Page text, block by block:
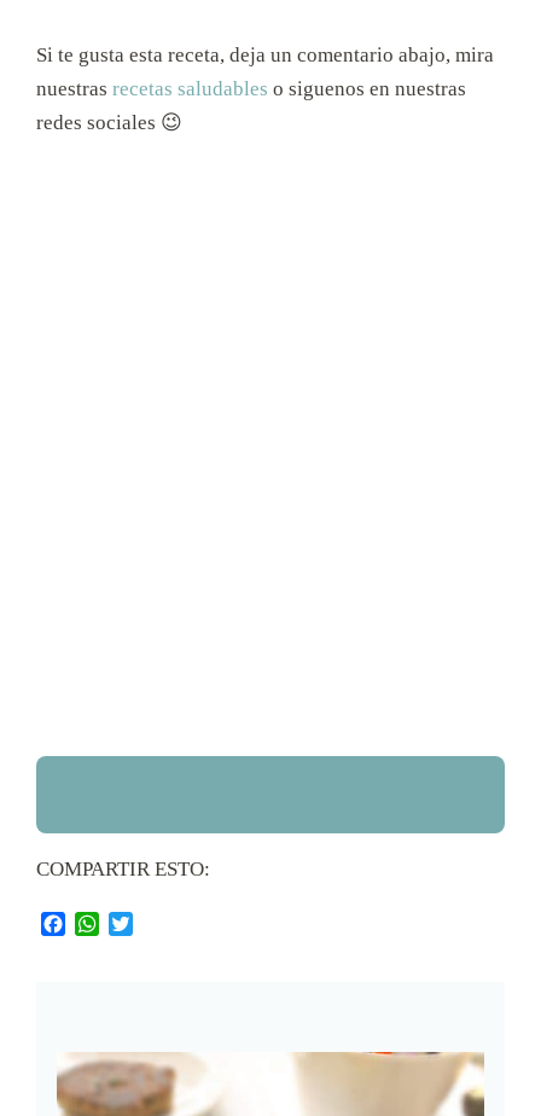
Si te gusta esta receta, deja un comentario abajo, mira
nuestras recetas saludables o siguenos en nuestras
redes sociales 😉
COMPARTIR ESTO: